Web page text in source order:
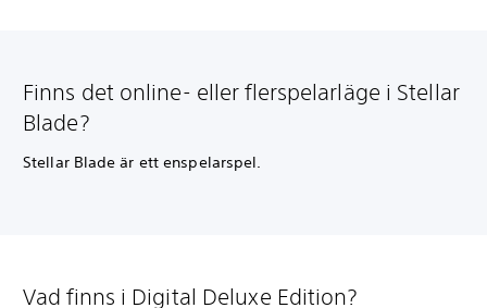
Finns det online- eller flerspelarläge i Stellar
Blade?
Stellar Blade är ett enspelarspel.
Vad finns i Digital Deluxe Edition?